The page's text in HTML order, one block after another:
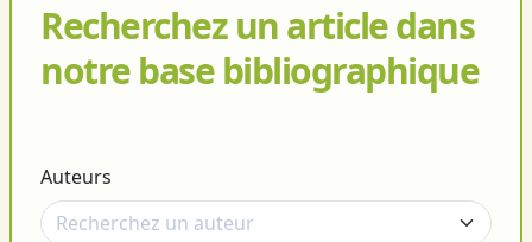
Recherchez un article dans
notre base bibliographique
Auteurs